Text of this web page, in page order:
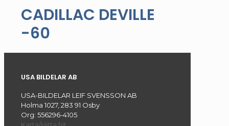
CADILLAC DEVILLE
-60
USA BILDELAR AB
USA-BILDELAR LEIF SVENSSON AB
Holma 1027, 283 91 Osby
Org: 556296-4105